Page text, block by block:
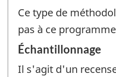
Ce type de
pas à ce
Échantillonnage
Il s'agit d'un